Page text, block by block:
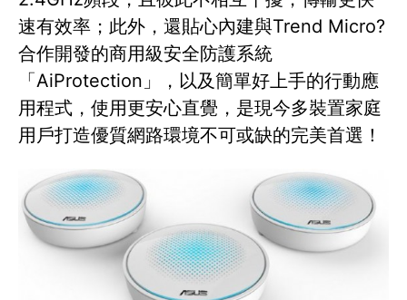
速有效率；此外，還貼心內建與Trend Micro?
合作開發的商用級安全防護系統
「AiProtection」，以及簡單好上手的行動應
用程式，使用更安心直覺，是現今多裝置家庭
用戶打造優質網路環境不可或缺的完美首選！